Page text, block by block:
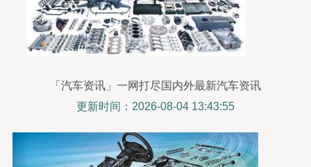
「汽车资讯」一网打尽国内外最新汽车资讯
更新时间：2026-08-04 13:43:55